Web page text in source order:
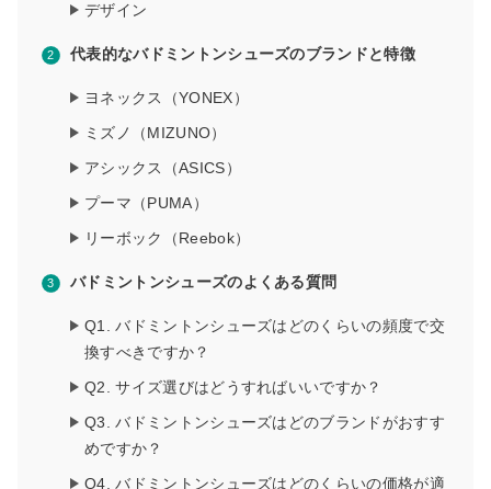
デザイン
代表的なバドミントンシューズのブランドと特徴
ヨネックス（YONEX）
ミズノ（MIZUNO）
アシックス（ASICS）
プーマ（PUMA）
リーボック（Reebok）
バドミントンシューズのよくある質問
Q1. バドミントンシューズはどのくらいの頻度で交
換すべきですか？
Q2. サイズ選びはどうすればいいですか？
Q3. バドミントンシューズはどのブランドがおすす
めですか？
Q4. バドミントンシューズはどのくらいの価格が適